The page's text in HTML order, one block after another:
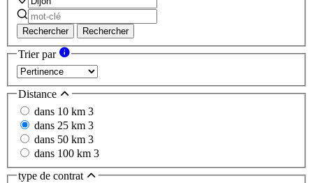
Rechercher Rechercher
Trier par
Distance
dans 10 km 3
dans 25 km 3
dans 50 km 3
dans 100 km 3
type de contrat